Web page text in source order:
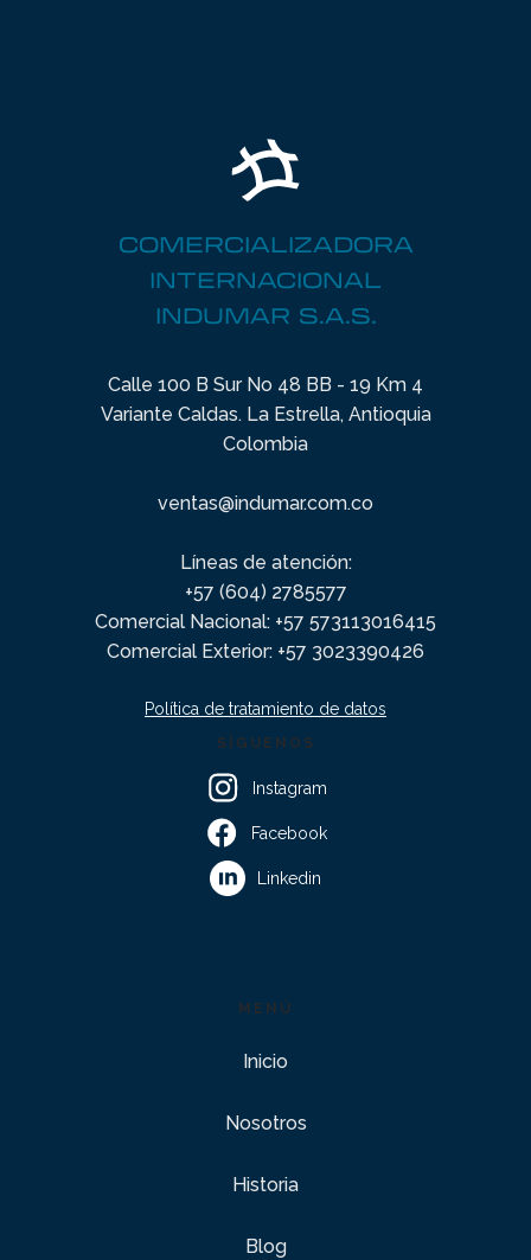
COMERCIALIZADORA
INTERNACIONAL
INDUMAR S.A.S.
Calle 100 B Sur No 48 BB - 19 Km 4
Variante Caldas. La Estrella, Antioquia
Colombia
ventas@indumar.com.co
Líneas de atención:
+57 (604) 2785577
Comercial Nacional: +57 573113016415
Comercial Exterior: +57 3023390426
Política de tratamiento de datos
SÍGUENOS
Instagram
Facebook
Linkedin
MENÚ
Inicio
Nosotros
Historia
Blog